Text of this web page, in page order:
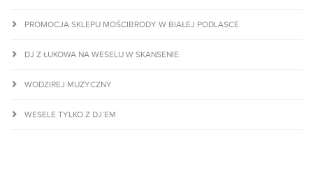
PROMOCJA SKLEPU MOŚCIBRODY W BIAŁEJ PODLASCE.
DJ Z ŁUKOWA NA WESELU W SKANSENIE.
WODZIREJ MUZYCZNY
WESELE TYLKO Z DJ’EM